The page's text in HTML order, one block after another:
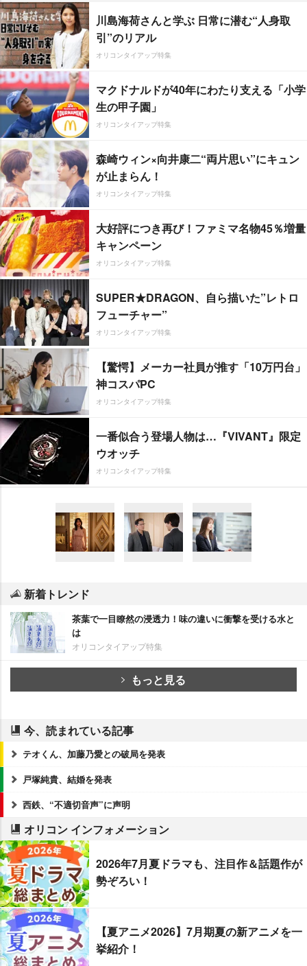
川島海荷さんと学ぶ 日常に潜む“人身取
引”のリアル
オリコンタイアップ特集
マクドナルドが40年にわたり支える「小学
生の甲子園」
オリコンタイアップ特集
森崎ウィン×向井康二“両片思い”にキュン
が止まらん！
オリコンタイアップ特集
大好評につき再び！ファミマ名物45％増量
キャンペーン
オリコンタイアップ特集
SUPER★DRAGON、自ら描いた”レトロ
フューチャー”
オリコンタイアップ特集
【驚愕】メーカー社員が推す「10万円台」
神コスパPC
オリコンタイアップ特集
一番似合う登場人物は…『VIVANT』限定
ウオッチ
オリコンタイアップ特集
新着トレンド
茶葉で一目瞭然の浸透力！味の違いに衝撃を受ける水と
は
オリコンタイアップ特集
もっと見る
今、読まれている記事
テオくん、加藤乃愛との破局を発表
戸塚純貴、結婚を発表
西鉄、“不適切音声”に声明
オリコン インフォメーション
2026年7月夏ドラマも、注目作＆話題作が
勢ぞろい！
【夏アニメ2026】7月期夏の新アニメを一
挙紹介！